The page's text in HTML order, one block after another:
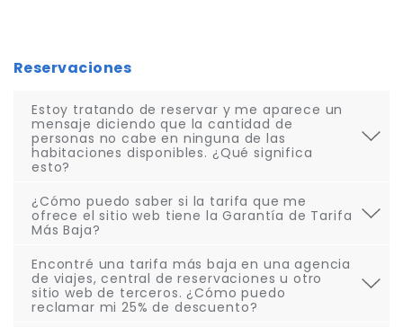
Reservaciones
Estoy tratando de reservar y me aparece un
mensaje diciendo que la cantidad de
personas no cabe en ninguna de las
habitaciones disponibles. ¿Qué significa
esto?
¿Cómo puedo saber si la tarifa que me
ofrece el sitio web tiene la Garantía de Tarifa
Más Baja?
Encontré una tarifa más baja en una agencia
de viajes, central de reservaciones u otro
sitio web de terceros. ¿Cómo puedo
reclamar mi 25% de descuento?